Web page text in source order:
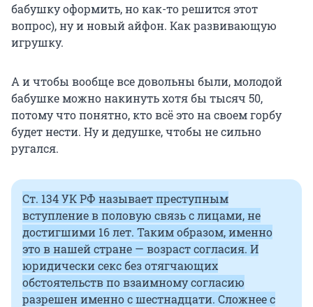
бабушку оформить, но как-то решится этот
вопрос), ну и новый айфон. Как развивающую
игрушку.
А и чтобы вообще все довольны были, молодой
бабушке можно накинуть хотя бы тысяч 50,
потому что понятно, кто всё это на своем горбу
будет нести. Ну и дедушке, чтобы не сильно
ругался.
Ст. 134 УК РФ называет преступным
вступление в половую связь с лицами, не
достигшими 16 лет. Таким образом, именно
это в нашей стране — возраст согласия. И
юридически секс без отягчающих
обстоятельств по взаимному согласию
разрешен именно с шестнадцати. Сложнее с